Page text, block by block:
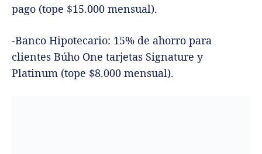
pago (tope $15.000 mensual).
-Banco Hipotecario: 15% de ahorro para
clientes Búho One tarjetas Signature y
Platinum (tope $8.000 mensual).